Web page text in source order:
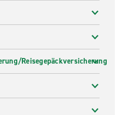
Reisegepäckversicherung